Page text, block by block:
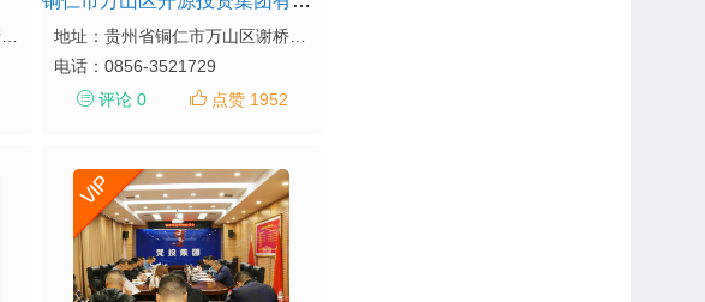
电话： 0856-3521729
评论 0
点赞 1952